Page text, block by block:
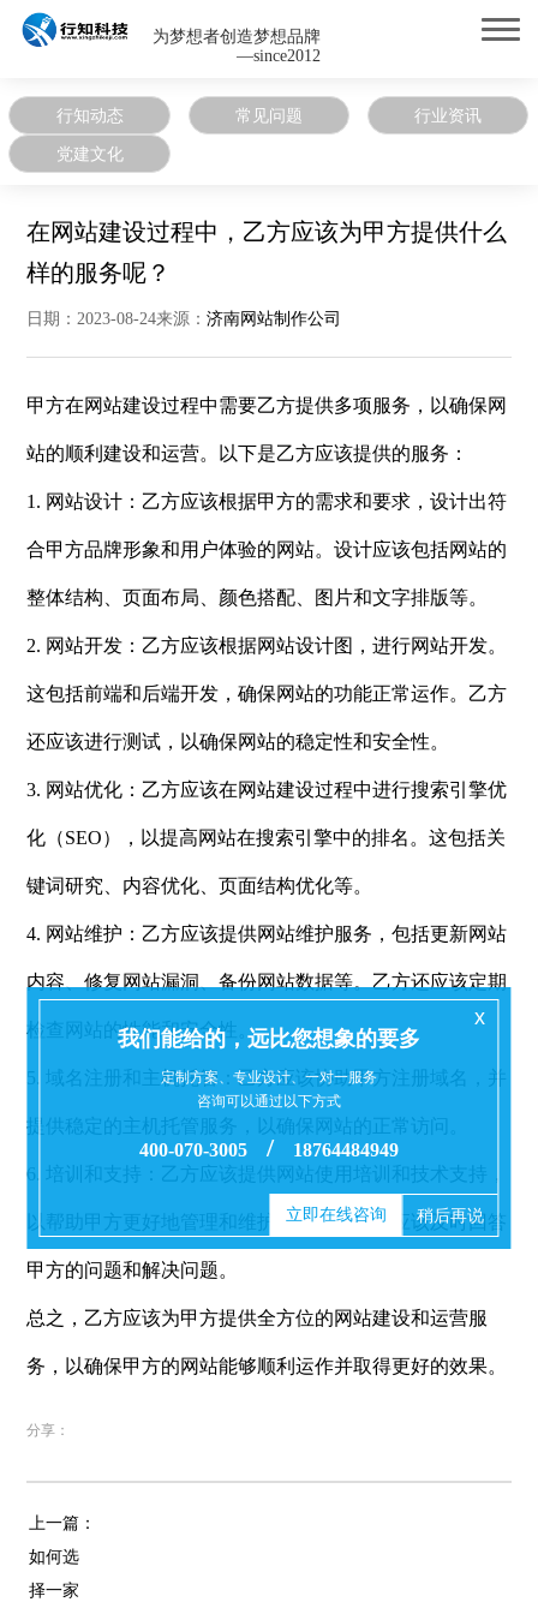
为梦想者创造梦想品牌
—since2012
行知动态 常见问题 行业资讯
党建文化
在网站建设过程中，乙方应该为甲方提供什么
样的服务呢？
日期：2023-08-24来源：济南网站制作公司
甲方在网站建设过程中需要乙方提供多项服务，以确保网
站的顺利建设和运营。以下是乙方应该提供的服务：
1. 网站设计：乙方应该根据甲方的需求和要求，设计出符
合甲方品牌形象和用户体验的网站。设计应该包括网站的
整体结构、页面布局、颜色搭配、图片和文字排版等。
2. 网站开发：乙方应该根据网站设计图，进行网站开发。
这包括前端和后端开发，确保网站的功能正常运作。乙方
还应该进行测试，以确保网站的稳定性和安全性。
3. 网站优化：乙方应该在网站建设过程中进行搜索引擎优
化（SEO），以提高网站在搜索引擎中的排名。这包括关
键词研究、内容优化、页面结构优化等。
4. 网站维护：乙方应该提供网站维护服务，包括更新网站
内容、修复网站漏洞、备份网站数据等。乙方还应该定期
检查网站的性能和安全性。
5. 域名注册和主机托管：乙方应该协助甲方注册域名，并
提供稳定的主机托管服务，以确保网站的正常访问。
6. 培训和支持：乙方应该提供网站使用培训和技术支持，
以帮助甲方更好地管理和维护网站。乙方还应该及时回答
甲方的问题和解决问题。
总之，乙方应该为甲方提供全方位的网站建设和运营服
务，以确保甲方的网站能够顺利运作并取得更好的效果。
分享：
上一篇：
如何选
择一家
x
我们能给的，远比您想象的要多
定制方案、专业设计、一对一服务
咨询可以通过以下方式
400-070-3005 / 18764484949
立即在线咨询 稍后再说